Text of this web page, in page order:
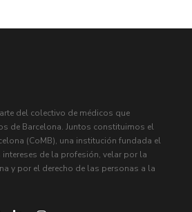
del colectivo de médicos que
de Barcelona. Juntos constituimos el
(CoMB), una institución fundada el
de la profesión, velar por la
y por el derecho de las personas a la